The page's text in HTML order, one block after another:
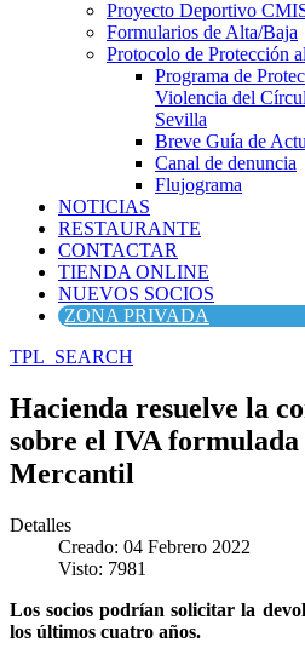
Proyecto Deportivo
Formularios de Alta/Baja
Protocolo de Protección
Programa de
Violencia del
Sevilla
Breve Guía de
Canal de denuncia
Flujograma
NOTICIAS
RESTAURANTE
CONTACTAR
TIENDA ONLINE
NUEVOS SOCIOS
ZONA PRIVADA
TPL_SEARCH
Hacienda resuelve la
sobre el IVA
Mercantil
Detalles
Creado: 04 Febrero 2022
Visto: 7981
Los socios podrían solicitar la
los últimos cuatro años.